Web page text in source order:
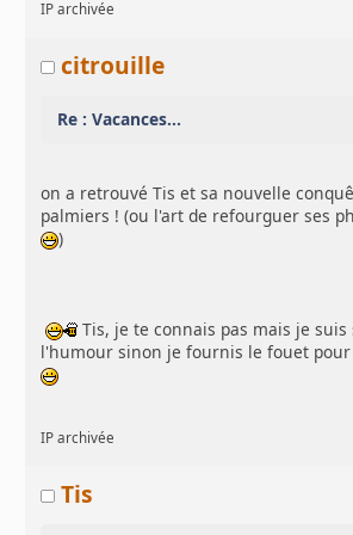
IP archivée
citrouille
Re : Vacances...
on a retrouvé Tis et sa nouvelle
palmiers ! (ou l'art de refourguer ses
)
Tis, je te connais pas mais je suis
l'humour sinon je fournis le fouet
IP archivée
Tis